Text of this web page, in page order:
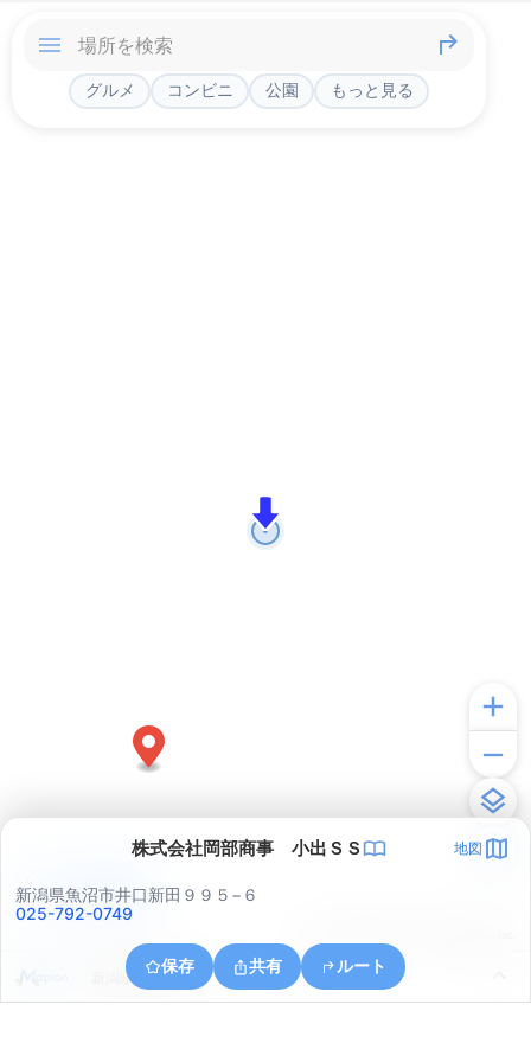
グルメ コンビニ 公園 もっと見る
株式会社岡部商事 小出ＳＳ 地図
新潟県魚沼市井口新田９９５−６
025-792-0749
保存 共有 ルート
新潟県魚沼市今泉
アプリで見る